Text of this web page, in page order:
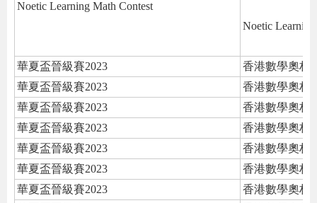
Noetic Learning Math Contest
Noetic Learning
華夏盃晉級賽2023
香港數學奧林
華夏盃晉級賽2023
香港數學奧林
華夏盃晉級賽2023
香港數學奧林
華夏盃晉級賽2023
香港數學奧林
華夏盃晉級賽2023
香港數學奧林
華夏盃晉級賽2023
香港數學奧林
華夏盃晉級賽2023
香港數學奧林